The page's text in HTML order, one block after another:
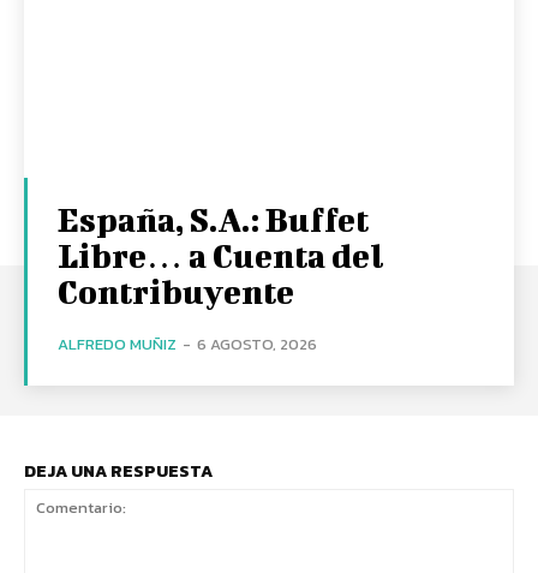
España, S.A.: Buffet
Libre… a Cuenta del
Contribuyente
ALFREDO MUÑIZ - 6 AGOSTO, 2026
DEJA UNA RESPUESTA